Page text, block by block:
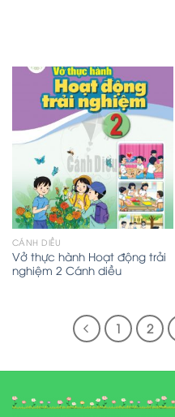
CÁNH DIỀU
Vở thực hành Hoạt động trải
nghiệm 2 Cánh diều
1 2